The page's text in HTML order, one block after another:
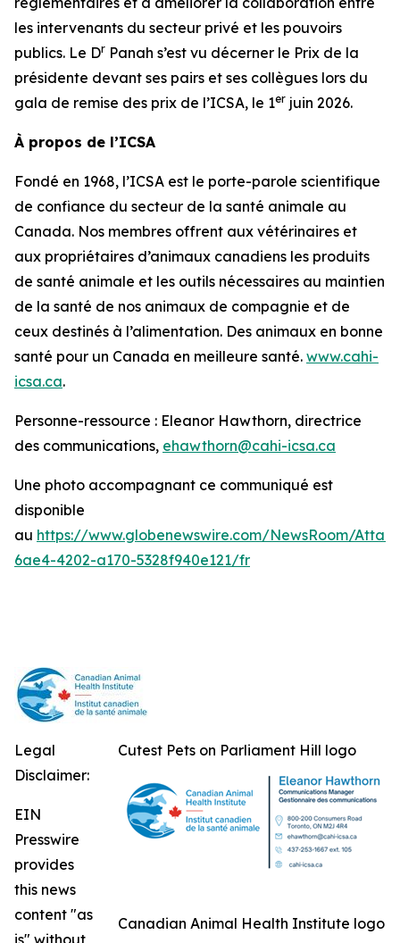
les intervenants du secteur privé et les pouvoirs
publics. Le Dr Panah s’est vu décerner le Prix de la
présidente devant ses pairs et ses collègues lors du
gala de remise des prix de l’ICSA, le 1er juin 2026.
À propos de l’ICSA
Fondé en 1968, l’ICSA est le porte-parole scientifique
de confiance du secteur de la santé animale au
Canada. Nos membres offrent aux vétérinaires et
aux propriétaires d’animaux canadiens les produits
de santé animale et les outils nécessaires au maintien
de la santé de nos animaux de compagnie et de
ceux destinés à l’alimentation. Des animaux en bonne
santé pour un Canada en meilleure santé. www.cahi-
icsa.ca.
Personne-ressource : Eleanor Hawthorn, directrice
des communications, ehawthorn@cahi-icsa.ca
Une photo accompagnant ce communiqué est
disponible
au https://www.globenewswire.com/NewsRoom/
6ae4-4202-a170-5328f940e121/fr
Cutest Pets on Parliament Hill logo
Canadian Animal Health Institute logo
Legal
Disclaimer:
EIN
Presswire
provides
this news
content "as
is" without